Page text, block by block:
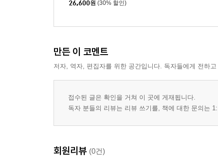
26,600원 (30% 할인)
만든 이 코멘트
저자, 역자, 편집자를 위한 공간입니다. 독자들에게 전하
접수된 글은 확인을 거쳐 이 곳에 게재됩니다.
독자 분들의 리뷰는 리뷰 쓰기를, 책에 대한 문의는
회원리뷰 (0건)